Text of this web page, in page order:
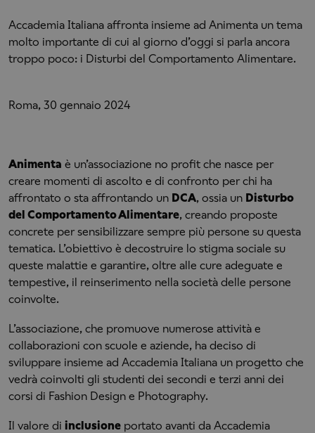
Accademia Italiana affronta insieme ad Animenta un tema
molto importante di cui al giorno d’oggi si parla ancora
troppo poco: i Disturbi del Comportamento Alimentare.
Roma, 30 gennaio 2024
Animenta è un’associazione no profit che nasce per
creare momenti di ascolto e di confronto per chi ha
affrontato o sta affrontando un DCA, ossia un Disturbo
del Comportamento Alimentare, creando proposte
concrete per sensibilizzare sempre più persone su questa
tematica. L’obiettivo è decostruire lo stigma sociale su
queste malattie e garantire, oltre alle cure adeguate e
tempestive, il reinserimento nella società delle persone
coinvolte.
L’associazione, che promuove numerose attività e
collaborazioni con scuole e aziende, ha deciso di
sviluppare insieme ad Accademia Italiana un progetto che
vedrà coinvolti gli studenti dei secondi e terzi anni dei
corsi di Fashion Design e Photography.
Il valore di inclusione portato avanti da Accademia